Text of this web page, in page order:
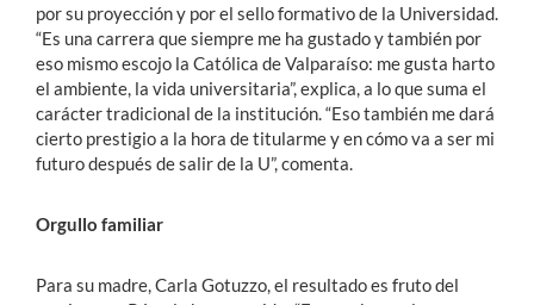
por su proyección y por el sello formativo de la Universidad.
“Es una carrera que siempre me ha gustado y también por
eso mismo escojo la Católica de Valparaíso: me gusta harto
el ambiente, la vida universitaria”, explica, a lo que suma el
carácter tradicional de la institución. “Eso también me dará
cierto prestigio a la hora de titularme y en cómo va a ser mi
futuro después de salir de la U”, comenta.
Orgullo familiar
Para su madre, Carla Gotuzzo, el resultado es fruto del